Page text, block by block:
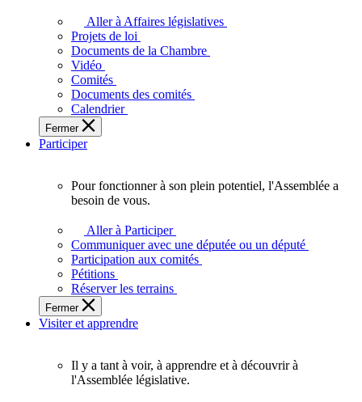
adopte
touchent
des
Ontariennes
et
Aller à Affaires législatives
Projets de loi
Documents de la Chambre
Vidéo
Comités
Documents des comités
Calendrier
Fermer
Participer
plein
potentiel,
l'Assemblée
a
besoin
de
Pour fonctionner à son plein potentiel, l'Assemblée a
besoin de vous.
Aller à Participer
Communiquer avec une députée ou un député
Participation aux comités
Pétitions
Réserver les terrains
Fermer
Visiter et apprendre
Il y a tant à voir, à apprendre et à découvrir à
l'Assemblée législative.